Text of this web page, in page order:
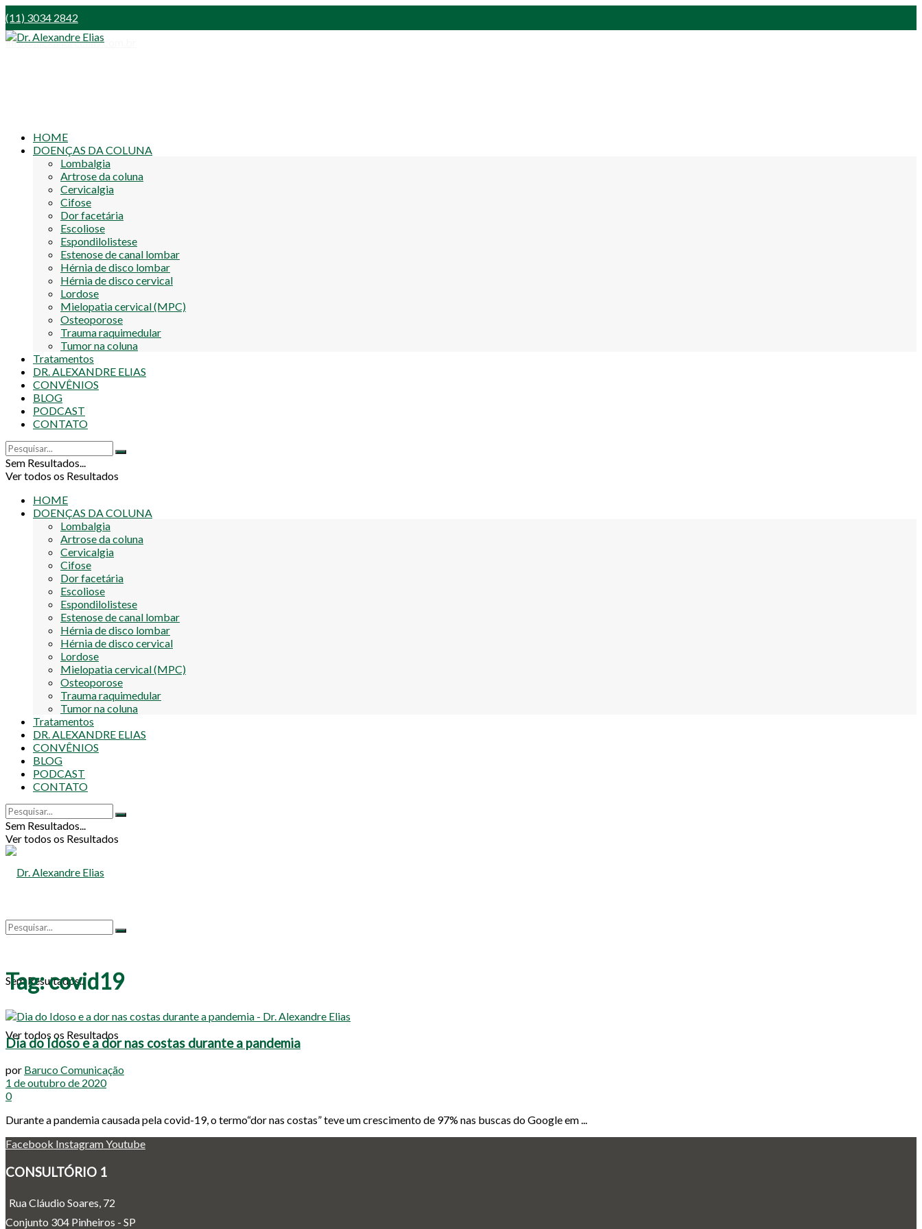
(11) 3034 2842
info@alexandreelias.com.br
HOME
DOENÇAS DA COLUNA
Lombalgia
Artrose da coluna
Cervicalgia
Cifose
Dor facetária
Escoliose
Espondilolistese
Estenose de canal lombar
Hérnia de disco lombar
Hérnia de disco cervical
Lordose
Mielopatia cervical (MPC)
Osteoporose
Trauma raquimedular
Tumor na coluna
Tratamentos
DR. ALEXANDRE ELIAS
CONVÊNIOS
BLOG
PODCAST
CONTATO
Sem Resultados...
Ver todos os Resultados
HOME
DOENÇAS DA COLUNA
Lombalgia
Artrose da coluna
Cervicalgia
Cifose
Dor facetária
Escoliose
Espondilolistese
Estenose de canal lombar
Hérnia de disco lombar
Hérnia de disco cervical
Lordose
Mielopatia cervical (MPC)
Osteoporose
Trauma raquimedular
Tumor na coluna
Tratamentos
DR. ALEXANDRE ELIAS
CONVÊNIOS
BLOG
PODCAST
CONTATO
Sem Resultados...
Ver todos os Resultados
Sem Resultados...
Ver todos os Resultados
Tag:covid19
Dia do Idoso e a dor nas costas durante a pandemia
por Baruco Comunicação
1 de outubro de 2020
0
Durante a pandemia causada pela covid-19, o termo“dor nas costas” teve um crescimento de 97% nas buscas do Google em ...
Facebook InstagramYoutube
CONSULTÓRIO 1
Rua Cláudio Soares, 72
Conjunto 304 Pinheiros - SP